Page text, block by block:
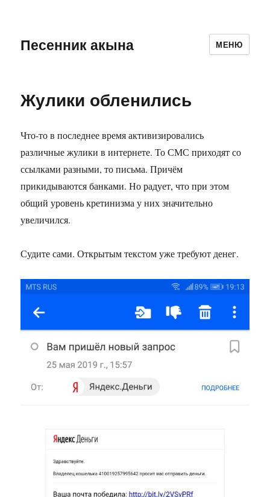
Песенник акына МЕНЮ
Жулики обленились
Что-то в последнее время активизировались
различные жулики в интернете. То СМС приходят со
ссылками разными, то письма. Причём
прикидываются банками. Но радует, что при этом
общий уровень кретинизма у них значительно
увеличился.
Судите сами. Открытым текстом уже требуют денег.